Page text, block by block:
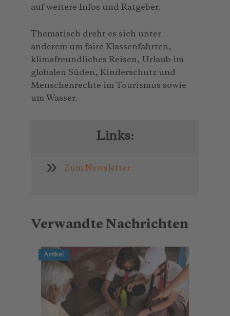
auf weitere Infos und Ratgeber.
Thematisch dreht es sich unter
anderem um faire Klassenfahrten,
klimafreundliches Reisen, Urlaub im
globalen Süden, Kinderschutz und
Menschenrechte im Tourismus sowie
um Wasser.
Links:
Zum Newsletter
Verwandte Nachrichten
Artikel